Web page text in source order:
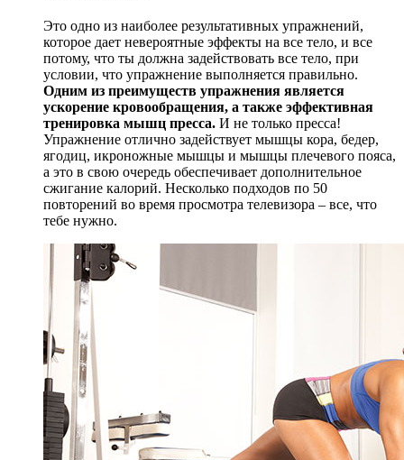
Это одно из наиболее результативных упражнений,
которое дает невероятные эффекты на все тело, и все
потому, что ты должна задействовать все тело, при
условии, что упражнение выполняется правильно.
Одним из преимуществ упражнения является
ускорение кровообращения, а также эффективная
тренировка мышц пресса. И не только пресса!
Упражнение отлично задействует мышцы кора, бедер,
ягодиц, икроножные мышцы и мышцы плечевого пояса,
а это в свою очередь обеспечивает дополнительное
сжигание калорий. Несколько подходов по 50
повторений во время просмотра телевизора – все, что
тебе нужно.